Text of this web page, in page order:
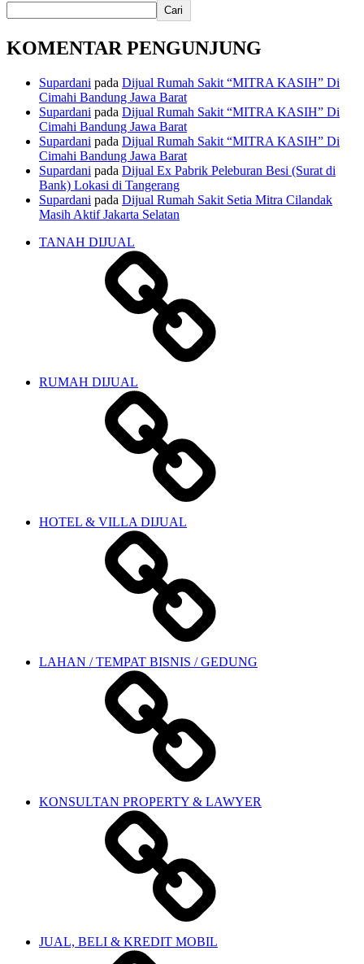
Cari
KOMENTAR PENGUNJUNG
Supardani pada Dijual Rumah Sakit “MITRA KASIH” Di
Cimahi Bandung Jawa Barat
Supardani pada Dijual Rumah Sakit “MITRA KASIH” Di
Cimahi Bandung Jawa Barat
Supardani pada Dijual Rumah Sakit “MITRA KASIH” Di
Cimahi Bandung Jawa Barat
Supardani pada Dijual Ex Pabrik Peleburan Besi (Surat di
Bank) Lokasi di Tangerang
Supardani pada Dijual Rumah Sakit Setia Mitra Cilandak
Masih Aktif Jakarta Selatan
TANAH DIJUAL
RUMAH DIJUAL
HOTEL & VILLA DIJUAL
LAHAN / TEMPAT BISNIS / GEDUNG
KONSULTAN PROPERTY & LAWYER
JUAL, BELI & KREDIT MOBIL